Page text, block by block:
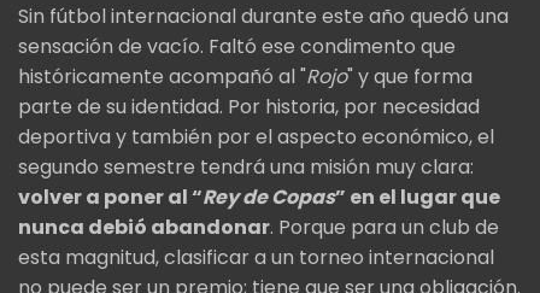
Sin fútbol internacional durante este año quedó una
sensación de vacío. Faltó ese condimento que
históricamente acompañó al "Rojo" y que forma
parte de su identidad. Por historia, por necesidad
deportiva y también por el aspecto económico, el
segundo semestre tendrá una misión muy clara:
volver a poner al “Rey de Copas” en el lugar que
nunca debió abandonar. Porque para un club de
esta magnitud, clasificar a un torneo internacional